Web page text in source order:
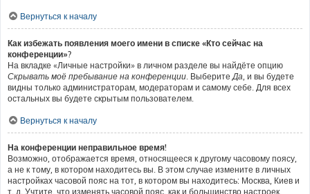
Вернуться к началу
Как избежать появления моего имени в списке «Кто сейчас на
конференции»?
На вкладке «Личные настройки» в личном разделе вы найдёте опцию
Скрывать моё пребывание на конференции. ВыберитеДа, и вы будете
видны только администраторам, модераторам и самому себе. Для всех
остальных вы будете скрытым пользователем.
Вернуться к началу
На конференции неправильное время!
Возможно, отображается время, относящееся к другому часовому поясу,
а не к тому, в котором находитесь вы. В этом случае измените в личных
настройках часовой пояс на тот, в котором вы находитесь: Москва, Киев и
т. д. Учтите, что изменять часовой пояс, как и большинство настроек,